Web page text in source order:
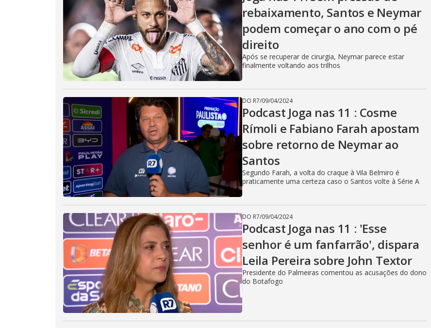
i
d
e
o
rebaixamento, Santos e Neymar
podem começar o ano com o pé
direito
Após se recuperar de cirurgia, Neymar parece estar
finalmente voltando aos trilhos
DO R7/09/04/2024
Podcast Joga nas 11 : Cosme
Rímoli e Fabiano Farah apostam
sobre retorno de Neymar ao
Santos
Segundo Farah, a volta do craque à Vila Belmiro é
praticamente uma certeza caso o Santos volte à Série A
DO R7/09/04/2024
Podcast Joga nas 11 : 'Esse
senhor é um fanfarrão', dispara
Leila Pereira sobre John Textor
Presidente do Palmeiras comentou as acusações do dono
do Botafogo